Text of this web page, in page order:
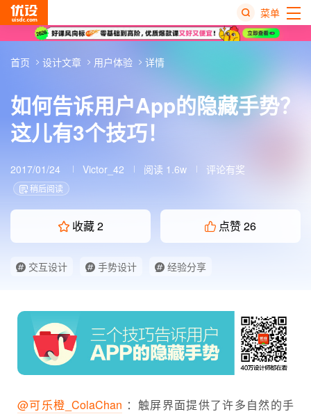
菜单
如何告诉用户App的隐藏手势？
这儿有3个技巧！
2017/01/24 Victor_42 阅读 1.6w 评论有奖
稍后阅读
收藏2 点赞26
交互设计 手势设计 经验分享
首页 设计文章 用户体验 详情
@可乐橙_ColaChan ：触屏界面提供了许多自然的手